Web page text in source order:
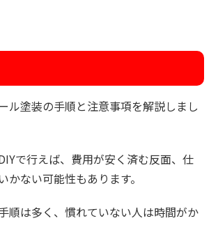
ル塗装の手順と注意事項を解説しまし
で行えば、費用が安く済む反面、仕
かない可能性もあります。
順は多く、慣れていない人は時間がか